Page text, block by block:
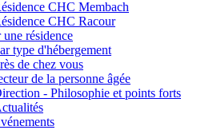
CHC Membach
CHC Racour
résidence
type d'hébergement
de chez vous
de la personne âgée
- Philosophie et points forts